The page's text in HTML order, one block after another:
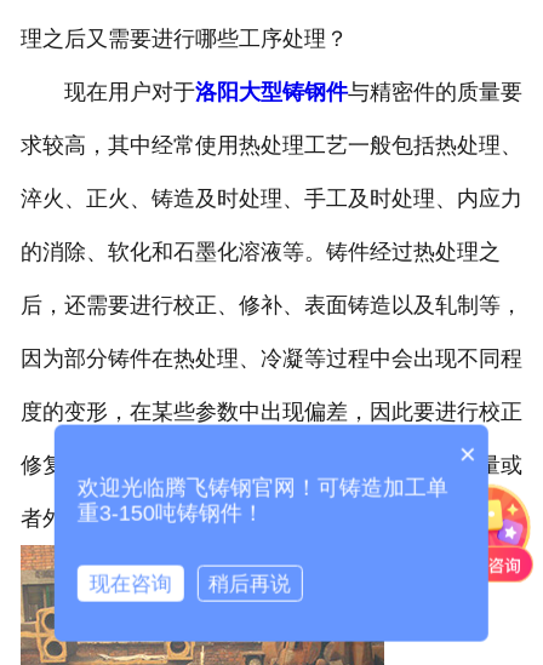
理之后又需要进行哪些工序处理？
现在用户对于洛阳大型铸钢件与精密件的质量要
求较高，其中经常使用热处理工艺一般包括热处理、
淬火、正火、铸造及时处理、手工及时处理、内应力
的消除、软化和石墨化溶液等。铸件经过热处理之
后，还需要进行校正、修补、表面铸造以及轧制等，
因为部分铸件在热处理、冷凝等过程中会出现不同程
度的变形，在某些参数中出现偏差，因此要进行校正
修复。当变形的情况较大时，可用铸件本身的重量或
者外压来进行校。
×
欢迎光临腾飞铸钢官网！可铸造加工单
重3-150吨铸钢件！
现在咨询 稍后再说